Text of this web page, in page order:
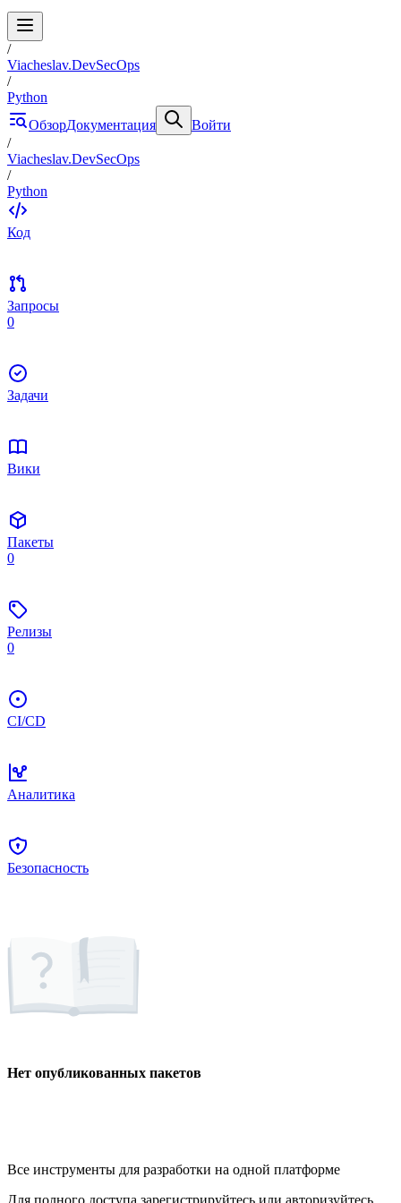
/
Viacheslav.DevSecOps
/
Python
ОбзорДокументация
Войти
/
Viacheslav.DevSecOps
/
Python
Код
Запросы
0
Задачи
Вики
Пакеты
0
Релизы
0
CI/CD
Аналитика
Безопасность
Нет опубликованных пакетов
Все инструменты для разработки на одной платформе
Для полного доступа зарегистрируйтесь или авторизуйтесь